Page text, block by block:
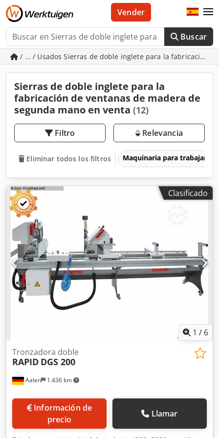
Buscar
Vender
/ ... / Usados Sierras de doble inglete para la fabricación
Sierras de doble inglete para la
fabricación de ventanas de madera de
segunda mano en venta (12)
Filtro Relevancia
Eliminar todos los filtros Maquinaria para trabajar la
Clasificado
1 / 6
Aalen 1.436 km
Tronzadora doble
RAPID DGS 200
Información de
precio
Llamar